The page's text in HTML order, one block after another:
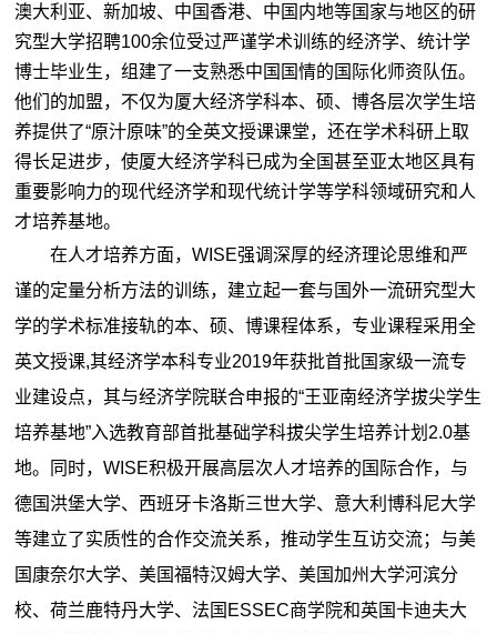
澳大利亚、新加坡、中国香港、中国内地等国家与地区的研
究型大学招聘100余位受过严谨学术训练的经济学、统计学
博士毕业生，组建了一支熟悉中国国情的国际化师资队伍。
他们的加盟，不仅为厦大经济学科本、硕、博各层次学生培
养提供了“原汁原味”的全英文授课课堂，还在学术科研上取
得长足进步，使厦大经济学科已成为全国甚至亚太地区具有
重要影响力的现代经济学和现代统计学等学科领域研究和人
才培养基地。
在人才培养方面，WISE强调深厚的经济理论思维和严
谨的定量分析方法的训练，建立起一套与国外一流研究型大
学的学术标准接轨的本、硕、博课程体系，专业课程采用全
英文授课,其经济学本科专业2019年获批首批国家级一流专
业建设点，其与经济学院联合申报的“王亚南经济学拔尖学生
培养基地”入选教育部首批基础学科拔尖学生培养计划2.0基
地。同时，WISE积极开展高层次人才培养的国际合作， 与
德国洪堡大学、西班牙卡洛斯三世大学、意大利博科尼大学
等建立了实质性的合作交流关系，推动学生互访交流；与美
国康奈尔大学、美国福特汉姆大学、美国加州大学河滨分
校、荷兰鹿特丹大学、法国ESSEC商学院和英国卡迪夫大